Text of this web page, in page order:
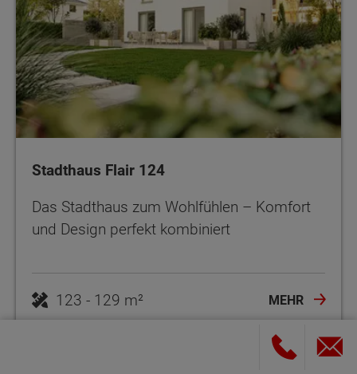
Stadthaus Flair 124
Das Stadthaus zum Wohlfühlen – Komfort
und Design perfekt kombiniert
123 - 129 m² MEHR